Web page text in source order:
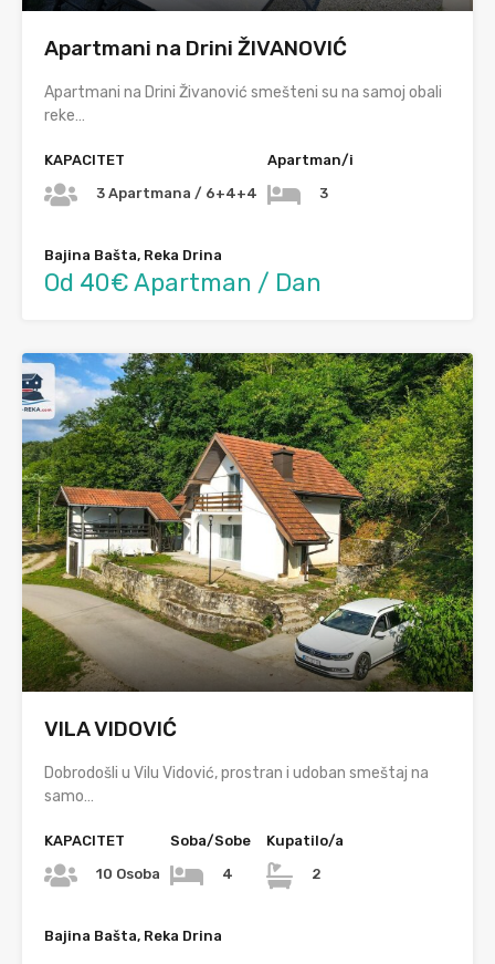
Apartmani na Drini ŽIVANOVIĆ
Apartmani na Drini Živanović smešteni su na samoj obali
reke…
KAPACITET
3 Apartmana / 6+4+4
Apartman/i
3
Bajina Bašta, Reka Drina
Od 40€ Apartman / Dan
VILA VIDOVIĆ
Dobrodošli u Vilu Vidović, prostran i udoban smeštaj na
samo…
KAPACITET
10 Osoba
Soba/Sobe
4
Kupatilo/a
2
Bajina Bašta, Reka Drina